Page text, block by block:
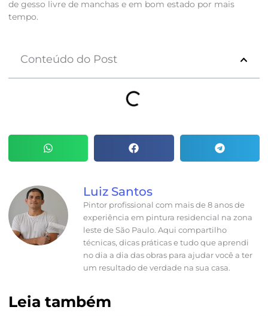
de gesso livre de manchas e em bom estado por mais
tempo.
Conteúdo do Post
Luiz Santos
Pintor profissional com mais de 8 anos de
experiência em pintura residencial na zona
leste de São Paulo. Aqui compartilho
técnicas, dicas práticas e tudo que aprendi
no dia a dia das obras para ajudar você a ter
um resultado de verdade na sua casa.
Leia também